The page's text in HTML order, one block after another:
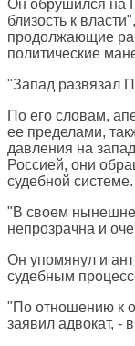
Он обрушился на
близость к
продолжающие
политические
"Запад развязал
По его словам,
ее пределами,
давления на
Россией, они
судебной системе.
"В своем
непрозрачна и
Он упомянул и
судебным
"По отношению к
заявил адвокат, -